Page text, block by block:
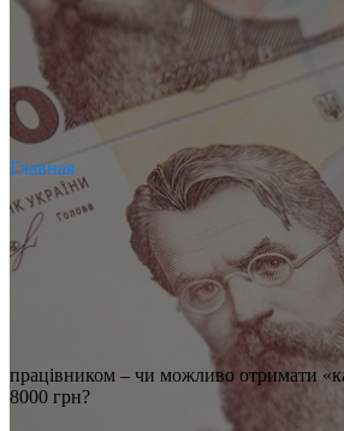
Главная
працівником – чи можливо отримати
8000 грн?